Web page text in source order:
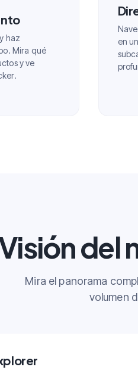
haz
Mira qué
y ve
en
del
Mira el panorama
volumen